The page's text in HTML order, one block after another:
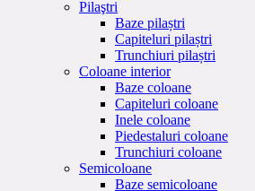
Pilaştri
Baze pilaștri
Capiteluri pilaștri
Trunchiuri pilaștri
Coloane interior
Baze coloane
Capiteluri coloane
Inele coloane
Piedestaluri coloane
Trunchiuri coloane
Semicoloane
Baze semicoloane